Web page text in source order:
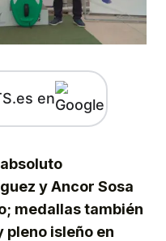
en
y Ancor Sosa
medallas también
pleno isleño en